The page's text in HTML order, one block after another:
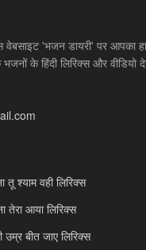
वेबसाइट 'भजन डायरी' पर आपका
भजनों के हिंदी लिरिक्स और
श्याम वही लिरिक्स
तेरा आया लिरिक्स
बीत जाए लिरिक्स